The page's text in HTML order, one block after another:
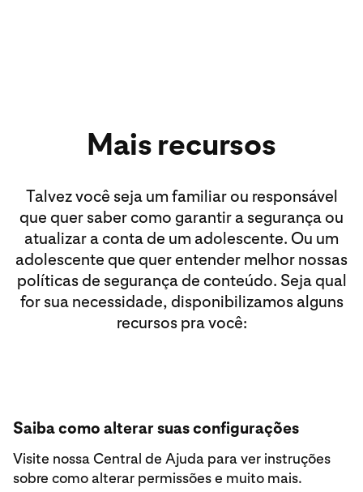
Mais recursos
Talvez você seja um familiar ou responsável
que quer saber como garantir a segurança ou
atualizar a conta de um adolescente. Ou um
adolescente que quer entender melhor nossas
políticas de segurança de conteúdo. Seja qual
for sua necessidade, disponibilizamos alguns
recursos pra você:
Saiba como alterar suas configurações
Visite nossa Central de Ajuda para ver instruções
sobre como alterar permissões e muito mais.